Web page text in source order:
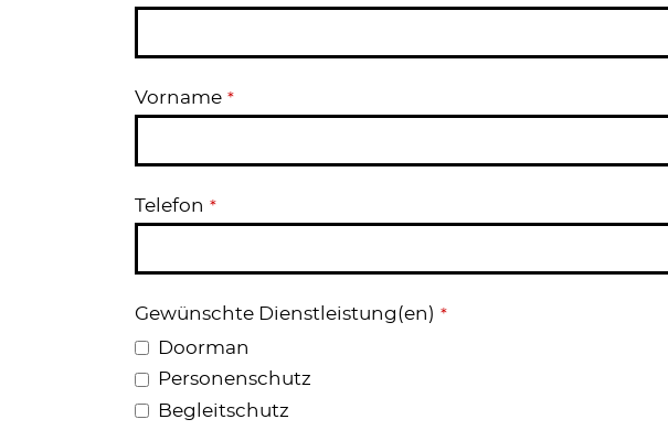
Vorname *
Telefon *
Gewünschte Dienstleistung(en) *
Doorman
Personenschutz
Begleitschutz